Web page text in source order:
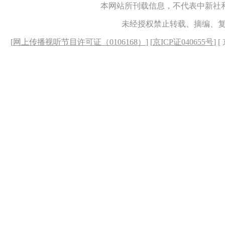
本网站所刊载信息，不代表中新
未经授权禁止转载、摘编、
[网上传播视听节目许可证（0106168） ] [京ICP证040655号] [